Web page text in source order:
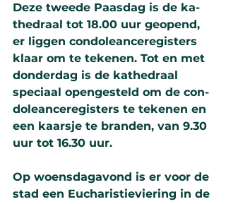
Deze tweede Paas­dag is de ka­
the­draal tot 18.00 uur geopend,
er liggen con­do­lean­ce­re­gis­ters
klaar om te tekenen. Tot en met
don­der­dag is de ka­the­draal
speciaal open­ge­steld om de con­
do­lean­ce­re­gis­ters te tekenen en
een kaarsje te bran­den, van 9.30
uur tot 16.30 uur.
Op woens­dag­avond is er voor de
stad een Eucha­ris­tie­vie­ring in de